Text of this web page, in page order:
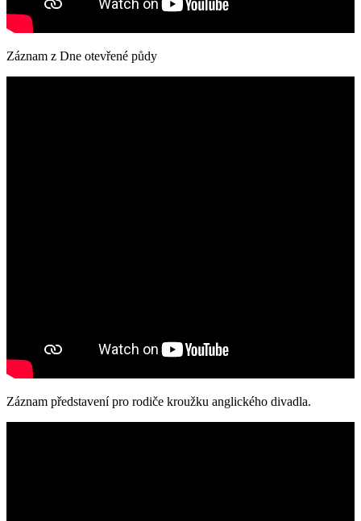
Záznam z Dne otevřené půdy
Záznam představení pro rodiče kroužku anglického divadla.